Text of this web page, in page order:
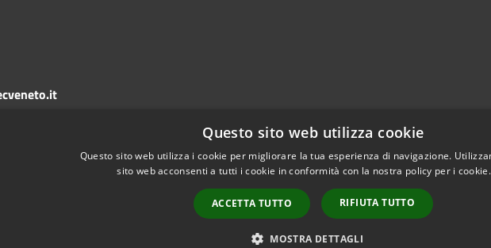
Copyright © 2026 •
Questo sito web utilizza cookie
Questo sito web utilizza i cookie per migliorare la tua esperienza di navigazione.
sito web acconsenti a tutti i cookie in conformità con la nostra policy per i cookie.
ACCETTA TUTTO RIFIUTA TUTTO
MOSTRA DETTAGLI